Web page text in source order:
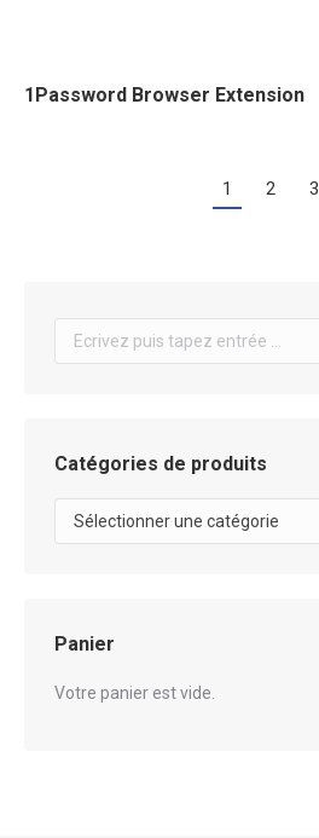
1Password Browser Extension
1 2 3
Search:
Catégories de produits
Sélectionner une catégorie
Panier
Votre panier est vide.